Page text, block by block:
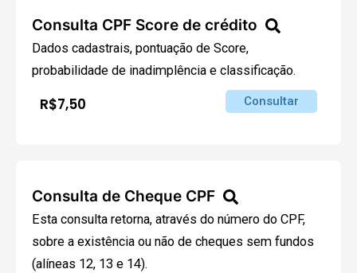
Consulta CPF Score de crédito
Dados cadastrais, pontuação de Score,
probabilidade de inadimplência e classificação.
R$7,50 Consultar
Consulta de Cheque CPF
Esta consulta retorna, através do número do CPF,
sobre a existência ou não de cheques sem fundos
(alíneas 12, 13 e 14).